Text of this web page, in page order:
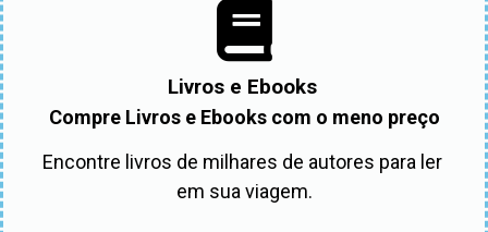
Livros e Ebooks
Compre Livros e Ebooks com o meno preço
Encontre livros de milhares de autores para ler
em sua viagem.